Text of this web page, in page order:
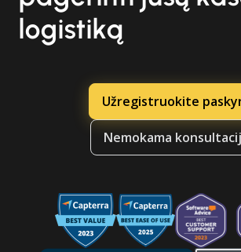
logistiką
Užregistruokite
Nemokama